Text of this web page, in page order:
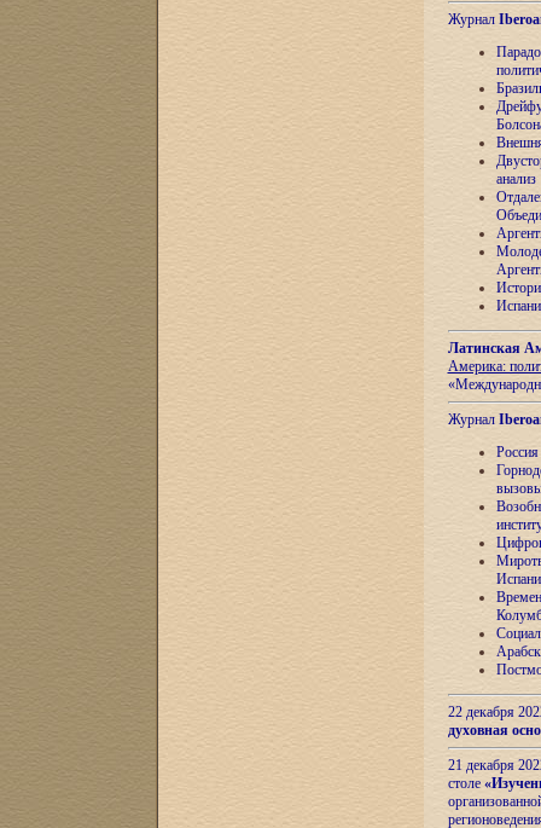
Журнал
анализ
Латинская
Америка:
Журнал
22 декабря
духовная
21 декабря
столе